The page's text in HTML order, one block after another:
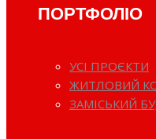
ПОРТФОЛІО
УСІ ПРОЄКТИ
ЖИТЛОВИЙ
ЗАМІСЬКИЙ